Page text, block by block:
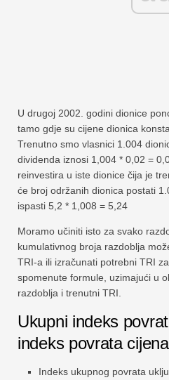
U drugoj 2002. godini dionice
tamo gdje su cijene dionica
Trenutno smo vlasnici 1.004
dividenda iznosi 1,004 * 0,02 =
reinvestira u iste dionice čija je
će broj održanih dionica postati
ispasti 5,2 * 1,008 = 5,24
Moramo učiniti isto za svako
kumulativnog broja razdoblja
TRI-a ili izračunati potrebni TRI
spomenute formule, uzimajući u
razdoblja i trenutni TRI.
Ukupni indeks
indeks povrata cijena
Indeks ukupnog povrata